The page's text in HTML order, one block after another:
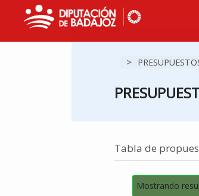
>
Tabla de
Mostrando